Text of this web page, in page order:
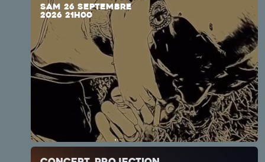
SAM 26 SEPTEMBRE
2026 21H00